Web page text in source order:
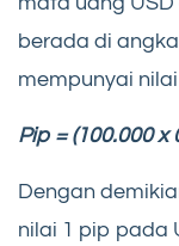
berada di
mempunyai
Pip = (100.000 x
Dengan
nilai 1 pip pada